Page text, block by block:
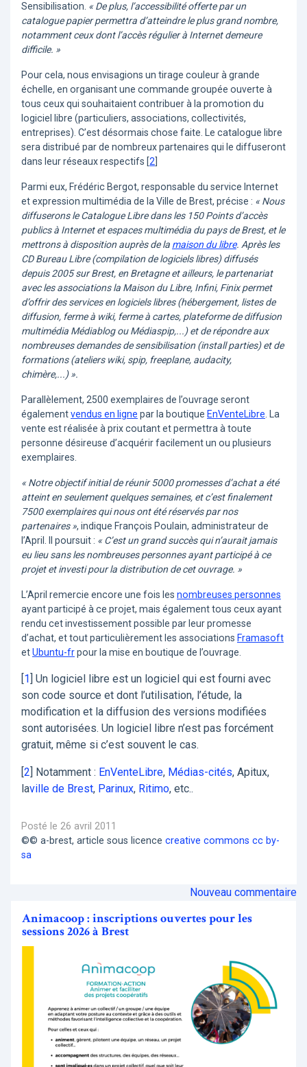
Sensibilisation. « De plus, l’accessibilité offerte par un
catalogue papier permettra d’atteindre le plus grand nombre,
notamment ceux dont l’accès régulier à Internet demeure
difficile. »
Pour cela, nous envisagions un tirage couleur à grande
échelle, en organisant une commande groupée ouverte à
tous ceux qui souhaitaient contribuer à la promotion du
logiciel libre (particuliers, associations, collectivités,
entreprises). C’est désormais chose faite. Le catalogue libre
sera distribué par de nombreux partenaires qui le diffuseront
dans leur réseaux respectifs [2
Parmi eux, Frédéric Bergot, responsable du service Internet
et expression multimédia de la Ville de Brest, précise : « Nous
diffuserons le Catalogue Libre dans les 150 Points d’accès
publics à Internet et espaces multimédia du pays de Brest, et le
mettrons à disposition auprès de la maison du libre. Après les
CD Bureau Libre (compilation de logiciels libres) diffusés
depuis 2005 sur Brest, en Bretagne et ailleurs, le partenariat
avec les associations la Maison du Libre, Infini, Finix permet
d’offrir des services en logiciels libres (hébergement, listes de
diffusion, ferme à wiki, ferme à cartes, plateforme de diffusion
multimédia Médiablog ou Médiaspip,...) et de répondre aux
nombreuses demandes de sensibilisation (install parties) et de
formations (ateliers wiki, spip, freeplane, audacity,
chimère,...) ».
Parallèlement, 2500 exemplaires de l’ouvrage seront
égalementvendus en ligne par la boutique EnVenteLibre. La
vente est réalisée à prix coutant et permettra à toute
personne désireuse d’acquérir facilement un ou plusieurs
exemplaires.
« Notre objectif initial de réunir 5000 promesses d’achat a été
atteint en seulement quelques semaines, et c’est finalement
7500 exemplaires qui nous ont été réservés par nos
partenaires », indique François Poulain, administrateur de
l’April. Il poursuit : « C’est un grand succès qui n’aurait jamais
eu lieu sans les nombreuses personnes ayant participé à ce
projet et investi pour la distribution de cet ouvrage. »
L’April remercie encore une fois les nombreuses personnes
ayant participé à ce projet, mais également tous ceux ayant
rendu cet investissement possible par leur promesse
d’achat, et tout particulièrement les associations Framasoft
etUbuntu-frpour la mise en boutique de l’ouvrage.
1 Un logiciel libre est un logiciel qui est fourni avec
son code source et dont l’utilisation, l’étude, la
modification et la diffusion des versions modifiées
sont autorisées. Un logiciel libre n’est pas forcément
gratuit, même si c’est souvent le cas.
2 Notamment : EnVenteLibre, Médias-cités, Apitux,
laville de Brest, Parinux, Ritimo, etc..
Posté le 26 avril 2011
©© a-brest, article sous licence creative commons cc by-
sa
Nouveau commentaire
Animacoop : inscriptions ouvertes pour les
sessions 2026 à Brest